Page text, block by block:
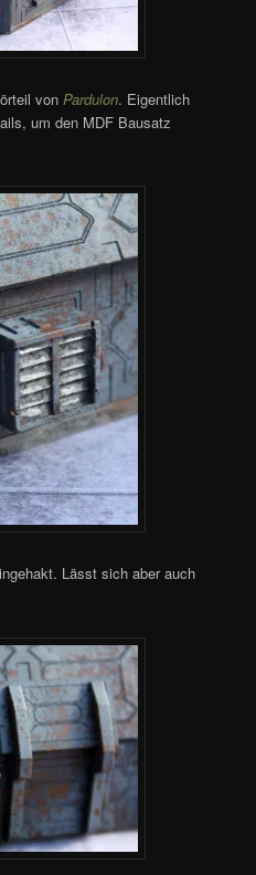
vonPardulon. Eigentlich
um den MDF Bausatz
Lässt sich aber auch